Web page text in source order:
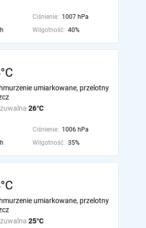
Ciśnienie: 1007 hPa
Wilgotność: 40%
26°C
umiarkowane, przelotny
Ciśnienie: 1006 hPa
Wilgotność: 35%
25°C
umiarkowane, przelotny